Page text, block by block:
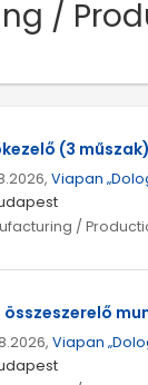
/
(3 műszak)
Viapan
/
összeszerelő
Viapan